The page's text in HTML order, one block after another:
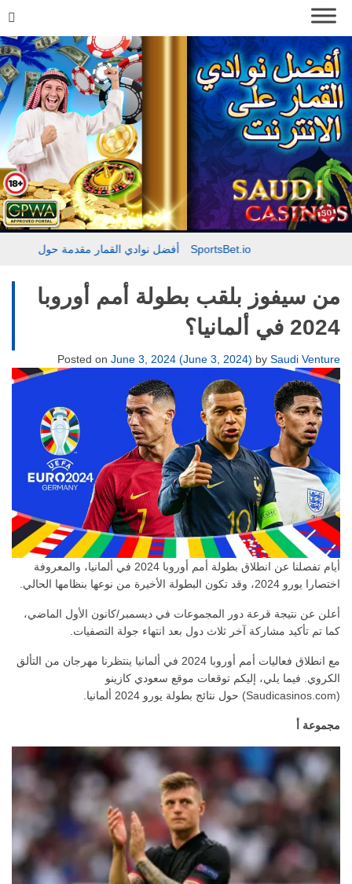
تقييم موقع بيتكازينو – Bitcasino.io أفضل نوادي القمار
من سيفوز بلقب بطولة أمم أوروبا
2024 في ألمانيا؟
Posted on June 3, 2024 (June 3, 2024) by Saudi Venture
أيام تفصلنا عن انطلاق بطولة أمم أوروبا 2024 في ألمانيا، والمعروفة
اختصارا يورو 2024، وقد تكون البطولة الأخيرة من نوعها بنظامها الحالي.
أعلن عن نتيجة قرعة دور المجموعات في ديسمبر/كانون الأول الماضي،
كما تم تأكيد مشاركة آخر ثلاث دول بعد انتهاء جولة التصفيات.
مع انطلاق فعاليات أمم أوروبا 2024 في ألمانيا ينتظرنا مهرجان من التألق
الكروي. فيما يلي، إليكم توقعات موقع سعودي كازينو
(Saudicasinos.com) حول نتائج بطولة يورو 2024 ألمانيا.
مجموعة أ